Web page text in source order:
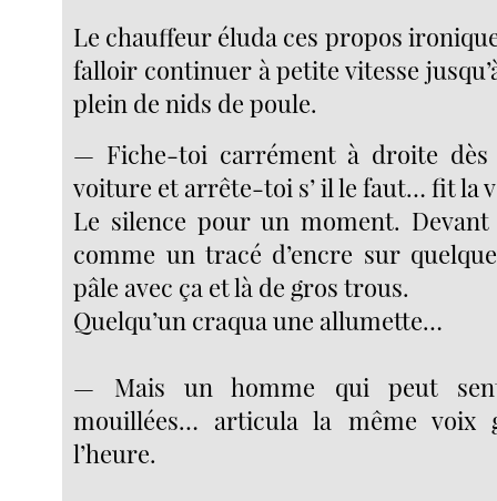
Le chauffeur éluda ces propos
falloir continuer à petite vitesse
plein de nids de poule.
— Fiche-toi carrément à droite dès
voiture et arrête-toi s’ il le faut… fit la
Le silence pour un moment.
comme un tracé d’encre sur
pâle avec ça et là de gros trous.
Quelqu’un craqua une allumette…
— Mais un homme qui peut
mouillées… articula la même voix
l’heure.